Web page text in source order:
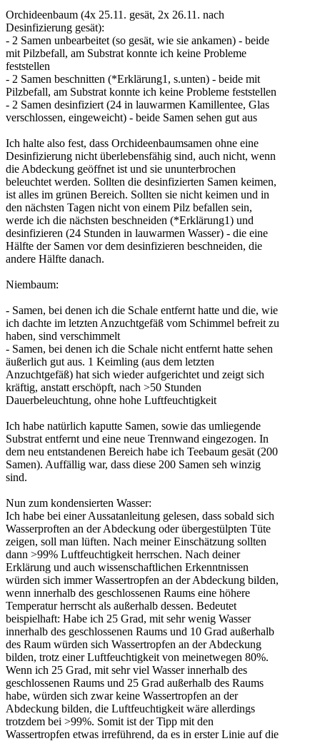
Orchideenbaum (4x 25.11. gesät, 2x 26.11. nach
Desinfizierung gesät):
- 2 Samen unbearbeitet (so gesät, wie sie ankamen) - beide
mit Pilzbefall, am Substrat konnte ich keine Probleme
feststellen
- 2 Samen beschnitten (*Erklärung1, s.unten) - beide mit
Pilzbefall, am Substrat konnte ich keine Probleme feststellen
- 2 Samen desinfiziert (24 in lauwarmen Kamillentee, Glas
verschlossen, eingeweicht) - beide Samen sehen gut aus
Ich halte also fest, dass Orchideenbaumsamen ohne eine
Desinfizierung nicht überlebensfähig sind, auch nicht, wenn
die Abdeckung geöffnet ist und sie ununterbrochen
beleuchtet werden. Sollten die desinfizierten Samen keimen,
ist alles im grünen Bereich. Sollten sie nicht keimen und in
den nächsten Tagen nicht von einem Pilz befallen sein,
werde ich die nächsten beschneiden (*Erklärung1) und
desinfizieren (24 Stunden in lauwarmen Wasser) - die eine
Hälfte der Samen vor dem desinfizieren beschneiden, die
andere Hälfte danach.
Niembaum:
- Samen, bei denen ich die Schale entfernt hatte und die, wie
ich dachte im letzten Anzuchtgefäß vom Schimmel befreit zu
haben, sind verschimmelt
- Samen, bei denen ich die Schale nicht entfernt hatte sehen
äußerlich gut aus. 1 Keimling (aus dem letzten
Anzuchtgefäß) hat sich wieder aufgerichtet und zeigt sich
kräftig, anstatt erschöpft, nach >50 Stunden
Dauerbeleuchtung, ohne hohe Luftfeuchtigkeit
Ich habe natürlich kaputte Samen, sowie das umliegende
Substrat entfernt und eine neue Trennwand eingezogen. In
dem neu entstandenen Bereich habe ich Teebaum gesät (200
Samen). Auffällig war, dass diese 200 Samen seh winzig
sind.
Nun zum kondensierten Wasser:
Ich habe bei einer Aussatanleitung gelesen, dass sobald sich
Wasserproften an der Abdeckung oder übergestülpten Tüte
zeigen, soll man lüften. Nach meiner Einschätzung sollten
dann >99% Luftfeuchtigkeit herrschen. Nach deiner
Erklärung und auch wissenschaftlichen Erkenntnissen
würden sich immer Wassertropfen an der Abdeckung bilden,
wenn innerhalb des geschlossenen Raums eine höhere
Temperatur herrscht als außerhalb dessen. Bedeutet
beispielhaft: Habe ich 25 Grad, mit sehr wenig Wasser
innerhalb des geschlossenen Raums und 10 Grad außerhalb
des Raum würden sich Wassertropfen an der Abdeckung
bilden, trotz einer Luftfeuchtigkeit von meinetwegen 80%.
Wenn ich 25 Grad, mit sehr viel Wasser innerhalb des
geschlossenen Raums und 25 Grad außerhalb des Raums
habe, würden sich zwar keine Wassertropfen an der
Abdeckung bilden, die Luftfeuchtigkeit wäre allerdings
trotzdem bei >99%. Somit ist der Tipp mit den
Wassertropfen etwas irreführend, da es in erster Linie auf die